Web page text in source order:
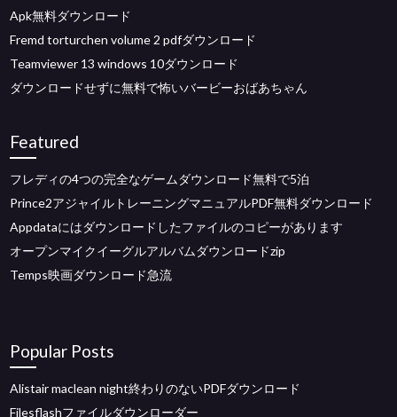
Apk無料ダウンロード
Fremd torturchen volume 2 pdfダウンロード
Teamviewer 13 windows 10ダウンロード
ダウンロードせずに無料で怖いバービーおばあちゃん
Featured
フレディの4つの完全なゲームダウンロード無料で5泊
Prince2アジャイルトレーニングマニュアルPDF無料ダウンロード
Appdataにはダウンロードしたファイルのコピーがあります
オープンマイクイーグルアルバムダウンロードzip
Temps映画ダウンロード急流
Popular Posts
Alistair maclean night終わりのないPDFダウンロード
Filesflashファイルダウンローダー